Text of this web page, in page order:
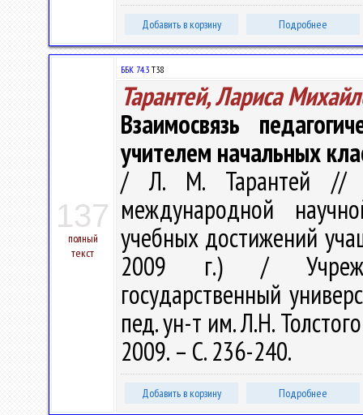
Добавить в корзину Подробнее
137
полный
текст
ББК 74.3 Т38
Тарантей, Лариса
Взаимосвязь
учителем начальных
/ Л. М. Тарантей //
международной
учебных достижений
2009 г.) /
государственный
пед. ун-т им. Л.Н.
2009. – С. 236-240.
Добавить в корзину Подробнее